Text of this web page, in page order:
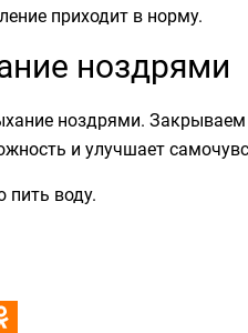
приходит в норму.
ноздрями
ноздрями.
и улучшает
пить воду.